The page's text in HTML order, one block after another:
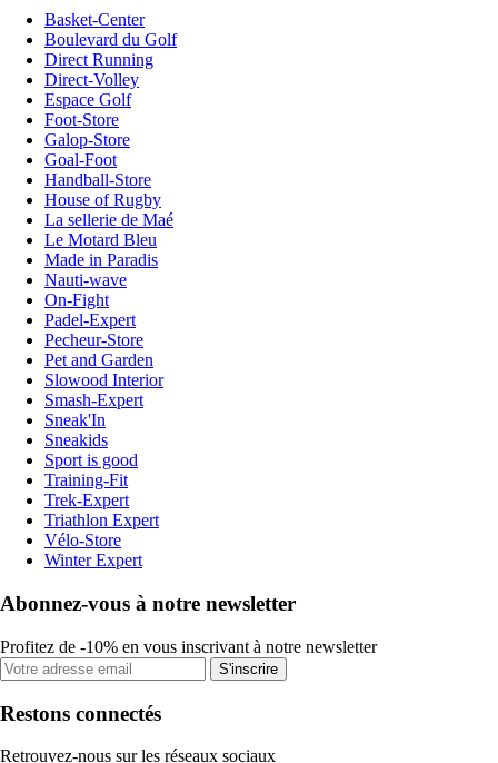
Basket-Center
Boulevard du Golf
Direct Running
Direct-Volley
Espace Golf
Foot-Store
Galop-Store
Goal-Foot
Handball-Store
House of Rugby
La sellerie de Maé
Le Motard Bleu
Made in Paradis
Nauti-wave
On-Fight
Padel-Expert
Pecheur-Store
Pet and Garden
Slowood Interior
Smash-Expert
Sneak'In
Sneakids
Sport is good
Training-Fit
Trek-Expert
Triathlon Expert
Vélo-Store
Winter Expert
Abonnez-vous à notre newsletter
Profitez de -10% en vous inscrivant à notre newsletter
S'inscrire
Restons connectés
Retrouvez-nous sur les réseaux sociaux